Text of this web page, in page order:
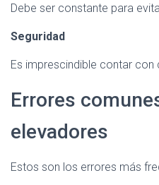
Debe ser constante para
Seguridad
Es imprescindible contar con
Errores
elevadores
Estos son los errores más